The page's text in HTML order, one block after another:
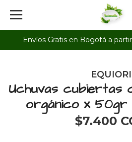
Envíos Gratis en Bogotá a
EQUIORI
Uchuvas cubiertas
orgánico x 50gr
$7.400